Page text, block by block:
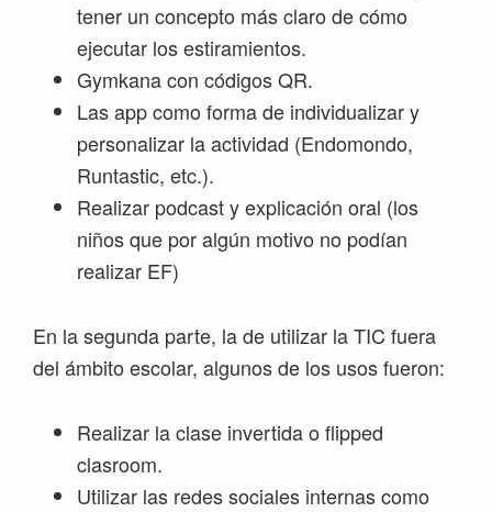
tener un concepto más claro de cómo
ejecutar los estiramientos.
Gymkana con códigos QR.
Las app como forma de individualizar y
personalizar la actividad (Endomondo,
Runtastic, etc.).
Realizar podcast y explicación oral (los
niños que por algún motivo no podían
realizar EF)
En la segunda parte, la de utilizar la TIC fuera
del ámbito escolar, algunos de los usos fueron:
Realizar la clase invertida o flipped
clasroom.
Utilizar las redes sociales internas como